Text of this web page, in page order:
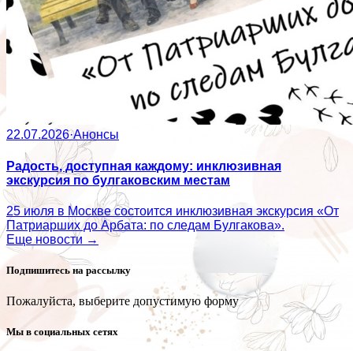
22.07.2026·Анонсы
Радость, доступная каждому: инклюзивная
экскурсия по булгаковским местам
25 июля в Москве состоится инклюзивная экскурсия «От
Патриарших до Арбата: по следам Булгакова».
Еще новости →
Подпишитесь на рассылку
Пожалуйста, выберите допустимую форму
Мы в социальных сетях